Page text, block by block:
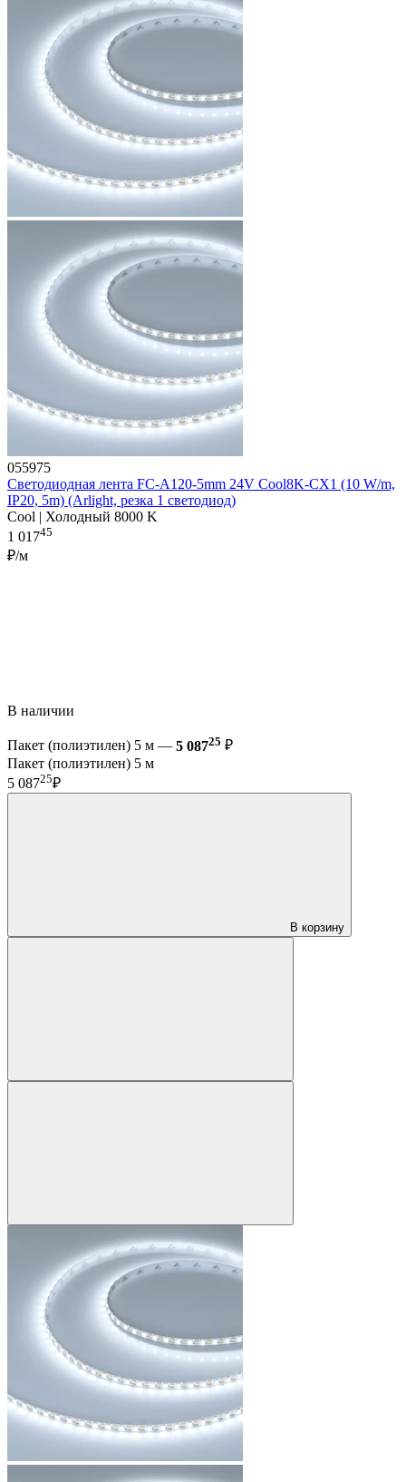
055975
Светодиодная лента FC-A120-5mm 24V Cool8K-CX1 (10 W/m,
IP20, 5m) (Arlight, резка 1 светодиод)
Cool | Холодный 8000 K
1 01745
₽/м
В наличии
Пакет (полиэтилен) 5 м — 5 08725 ₽
Пакет (полиэтилен) 5 м
5 08725₽
В корзину